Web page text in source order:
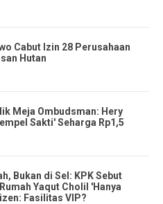
Cabut Izin 28 Perusahaan
Hutan
Meja Ombudsman: Hery
Sakti' Seharga Rp1,5
Bukan di Sel: KPK Sebut
Yaqut Cholil 'Hanya
Fasilitas VIP?